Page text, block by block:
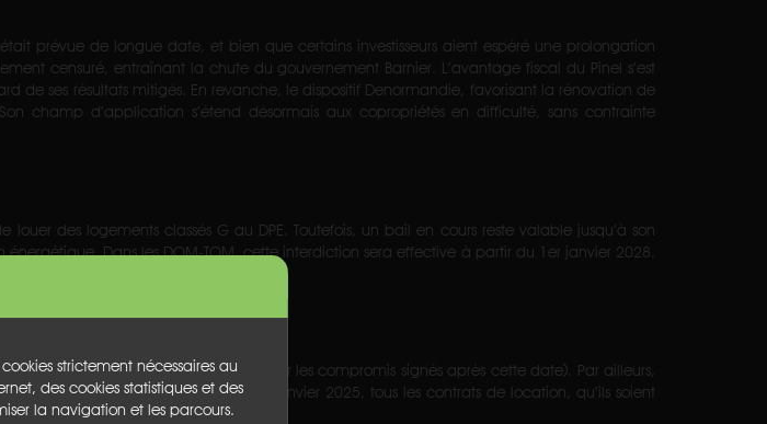
cookies strictement nécessaires au
des cookies statistiques et des
la navigation et les parcours.
prévue de longue date, et bien que certains investisseurs aient espéré une prolongation
censuré, entraînant la chute du gouvernement Barnier. L’avantage fiscal du Pinel s’est
de ses résultats mitigés. En revanche, le dispositif Denormandie, favorisant la rénovation de
champ d’application s’étend désormais aux copropriétés en difficulté, sans contrainte
des logements classés G au DPE. Toutefois, un bail en cours reste valable jusqu’à son
Dans les DOM-TOM, cette interdiction sera effective à partir du 1er janvier 2028.
en 2028 et 2034.
énergétique lors de leur vente (pour les compromis signés après cette date). Par ailleurs,
baux d’habitation. Depuis le 1er janvier 2025, tous les contrats de location, qu’ils soient
du bien.